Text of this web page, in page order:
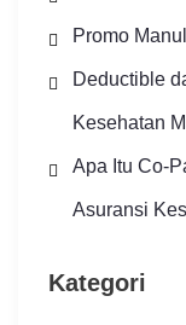
Promo
Deductible
Kesehatan
Apa Itu Co-
Asuransi
Kategori